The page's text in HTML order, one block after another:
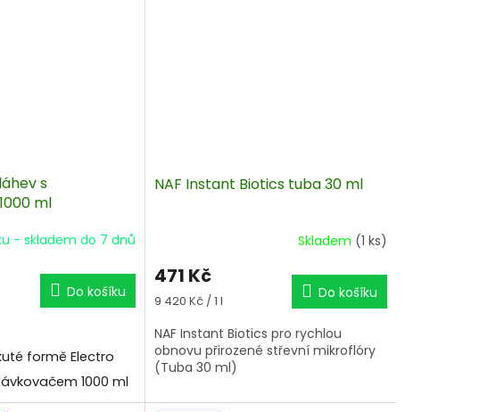
s
ml
- skladem do 7 dnů
Do košíku
formě Electro
1000 ml
NAF Instant Biotics tuba 30 ml
Skladem (1 ks)
471 Kč
Měrná
9 420 Kč / 1 l Do košíku
NAF Instant Biotics pro rychlou
obnovu přirozené střevní mikroflóry
(Tuba 30 ml)